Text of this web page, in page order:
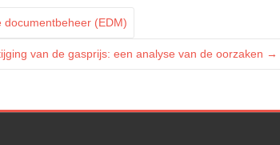
(EDM)
van de gasprijs: een analyse van de oorzaken →